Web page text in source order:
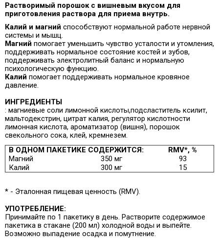
Растворимый порошок с вишневым вкусом для
приготовления раствора для приема внутрь.
Калий и магний способствуют нормальной работе нервной
системы и мышц.
Магний помогает уменьшить чувство усталости и утомления,
поддерживать нормальное состояние костей и зубов,
поддерживать электролитный баланс и нормальную
психологическую функцию.
Калий помогает поддерживать нормальное кровяное
давление.
ИНГРЕДИЕНТЫ
: магниевые соли лимонной кислоты,подсластитель ксилит,
мальтодекстрин, цитрат калия, регулятор кислотности
лимонная кислота, ароматизатор (вишня), порошок
свекольного сока, клей, кремнезем.
В ОДНОМ ПАКЕТИКЕ СОДЕРЖИТСЯ:
RMV*, %
Магний
350 мг
93
Калий
300 мг 15
* - Эталонная пищевая ценность (RMV).
УПОТРЕБЛЕНИЕ:
Принимайте по 1 пакетику в день. Растворите содержимое
пакетика в стакане (200 мл) холодной воды и выпейте.
Возможно выпадение осадка и помутнение.